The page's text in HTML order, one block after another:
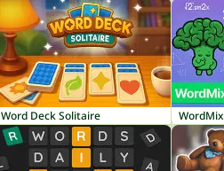
Word Deck Solitaire WordMix